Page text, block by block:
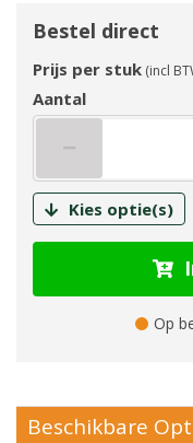
Bestel direct
Prijs per stuk (incl
Aantal
Kies optie(s)
Op
Beschikbare